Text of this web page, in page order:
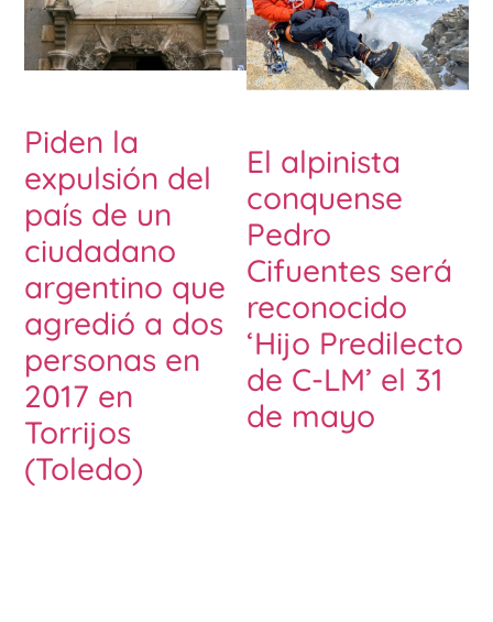
Piden la
expulsión del
país de un
ciudadano
argentino que
agredió a dos
personas en
2017 en
Torrijos
(Toledo)
El alpinista
conquense
Pedro
Cifuentes será
reconocido
‘Hijo Predilecto
de C-LM’ el 31
de mayo